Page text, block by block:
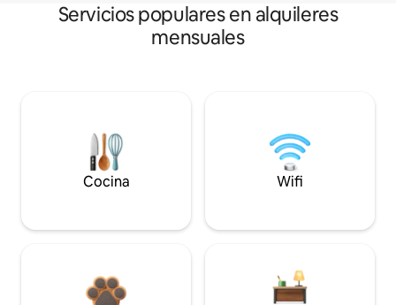
Servicios populares en alquileres
mensuales
Cocina Wifi